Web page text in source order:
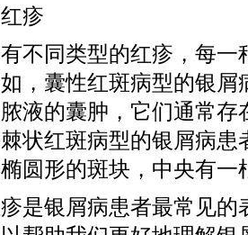
疹
不同类型的红疹，每一
，囊性红斑病型的银屑
液的囊肿，它们通常存
状红斑病型的银屑病患
圆形的斑块，中央有一
是银屑病患者最常见的